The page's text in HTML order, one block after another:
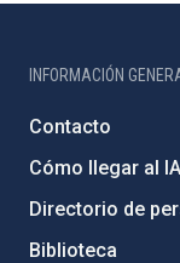
INFORMACIÓN
Contacto
Cómo llegar al
Directorio de
Biblioteca